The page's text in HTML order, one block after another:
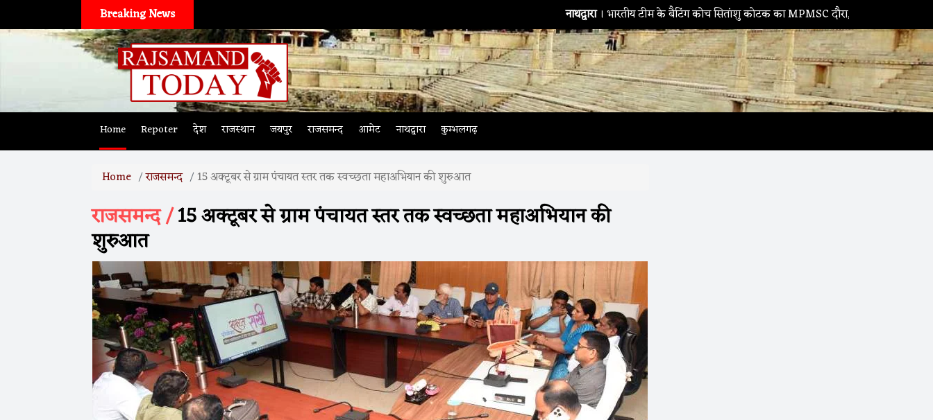
Breaking News । भारतीय टीम के बैटिंग कोच सितांशु कोटक का MPMSC दौरा, युवा क्रिकेटरों को दिए सफलता के मंत्र
Home Repoter देश राजस्थान जयपुर राजसमन्द आमेट नाथद्वारा कुम्भलगढ़
Home राजसमन्द 15 अक्टूबर से ग्राम पंचायत स्तर तक स्वच्छता महाअभियान की शुरुआत
राजसमन्द /15 अक्टूबर से ग्राम पंचायत स्तर तक स्वच्छता महाअभियान की
शुरुआत